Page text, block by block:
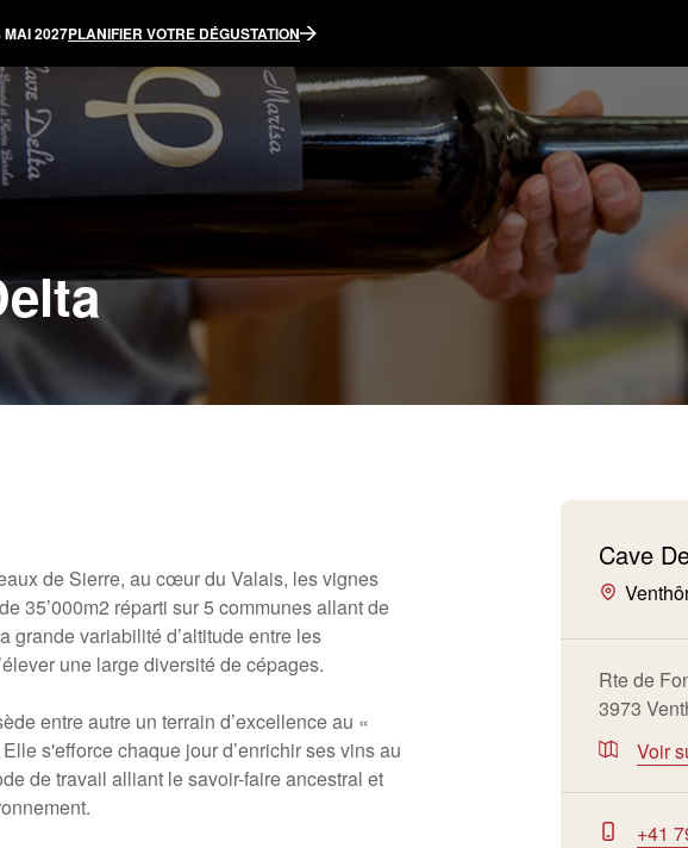
MAI 2027PLANIFIER VOTRE DÉGUSTATION
de Sierre, au cœur du Valais, les vignes
35’000m2 réparti sur 5 communes allant de
grande variabilité d’altitude entre les
une large diversité de cépages.
entre autre un terrain d’excellence au «
s'efforce chaque jour d’enrichir ses vins au
de travail alliant le savoir-faire ancestral et
Cave
Rte de
3973
Voir
+41